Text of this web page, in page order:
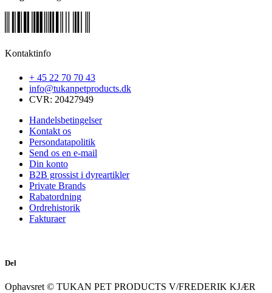
Kontaktinfo
+ 45 22 70 70 43
info@tukanpetproducts.dk
CVR: 20427949
Handelsbetingelser
Kontakt os
Persondatapolitik
Send os en e-mail
Din konto
B2B grossist i dyreartikler
Private Brands
Rabatordning
Ordrehistorik
Fakturaer
Del
Ophavsret © TUKAN PET PRODUCTS V/FREDERIK KJÆR